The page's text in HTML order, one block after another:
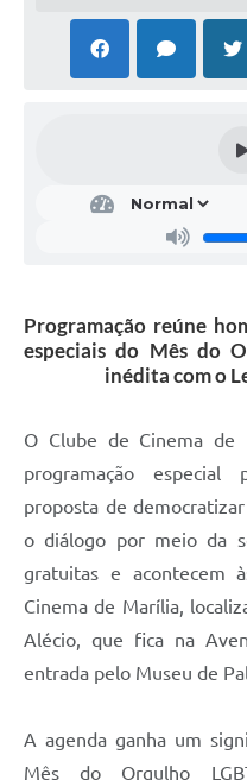
Programação reúne
especiais do Mês do
inédita com o
O Clube de Cinema de
programação
proposta de
o diálogo por meio da
gratuitas e acontecem
Cinema de Marília,
Alécio, que fica na
entrada pelo Museu de
A agenda ganha um
Mês do Orgulho